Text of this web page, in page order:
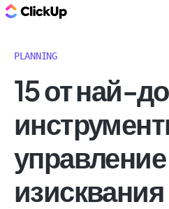
PLANNING
15 от най-
изисквания